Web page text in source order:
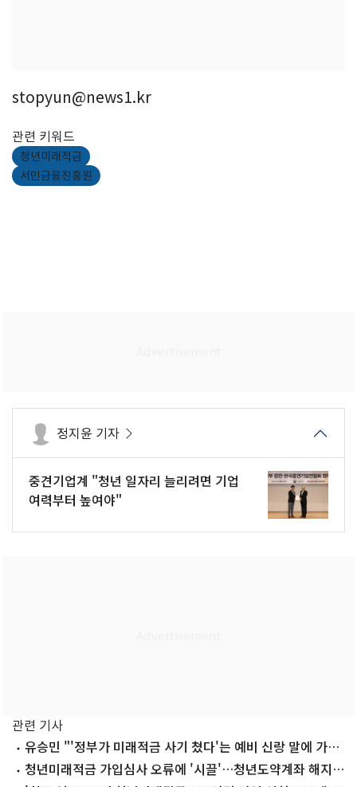
stopyun@news1.kr
관련 키워드
청년미래적금
서민금융진흥원
정지윤 기자
중견기업계 "청년 일자리 늘리려면 기업
여력부터 높여야"
관련 기사
유승민 "'정부가 미래적금 사기 쳤다'는 예비 신랑 말에 가슴
이…경제참모 경질을"
청년미래적금 가입심사 오류에 '시끌'…청년도약계좌 해지